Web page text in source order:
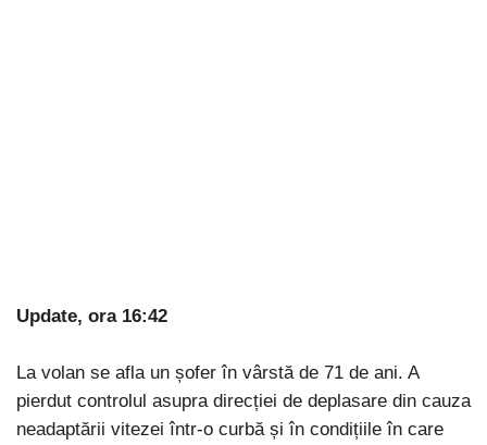
Update, ora 16:42
La volan se afla un șofer în vârstă de 71 de ani. A
pierdut controlul asupra direcției de deplasare din cauza
neadaptării vitezei într-o curbă și în condițiile în care